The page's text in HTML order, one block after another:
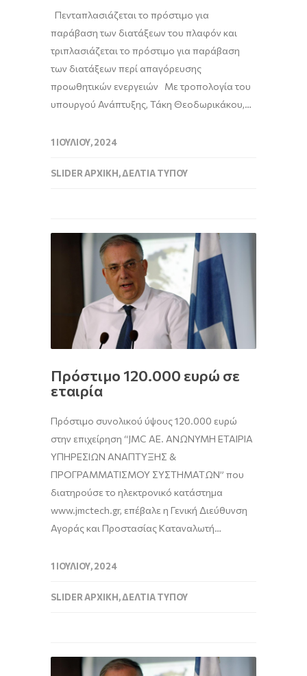
Πενταπλασιάζεται το πρόστιμο για
παράβαση των διατάξεων του πλαφόν και
τριπλασιάζεται το πρόστιμο για παράβαση
των διατάξεων περί απαγόρευσης
προωθητικών ενεργειών Με τροπολογία του
υπουργού Ανάπτυξης, Τάκη Θεοδωρικάκου,…
1 ΙΟΥΛΊΟΥ, 2024
SLIDER ΑΡΧΙΚΉ,ΔΕΛΤΊΑ ΤΎΠΟΥ
Πρόστιμο 120.000 ευρώ σε
εταιρία
Πρόστιμο συνολικού ύψους 120.000 ευρώ
στην επιχείρηση “JMC ΑΕ. ΑΝΩΝΥΜΗ ΕΤΑΙΡΙΑ
ΥΠΗΡΕΣΙΩΝ ΑΝΑΠΤΥΞΗΣ &
ΠΡΟΓΡΑΜΜΑΤΙΣΜΟΥ ΣΥΣΤΗΜΑΤΩΝ” που
διατηρούσε το ηλεκτρονικό κατάστημα
www.jmctech.gr, επέβαλε η Γενική Διεύθυνση
Αγοράς και Προστασίας Καταναλωτή…
1 ΙΟΥΛΊΟΥ, 2024
SLIDER ΑΡΧΙΚΉ,ΔΕΛΤΊΑ ΤΎΠΟΥ